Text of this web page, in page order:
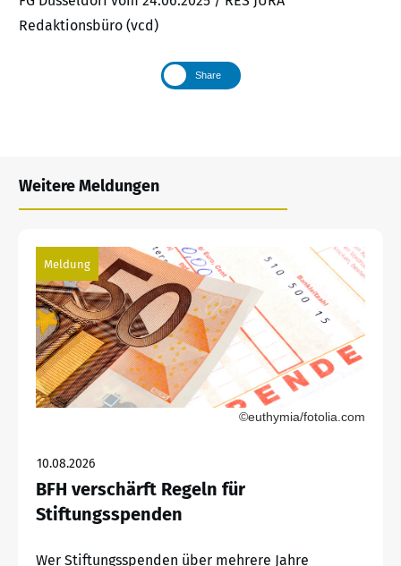
Redaktionsbüro (vcd)
Share
Weitere Meldungen
Meldung
©euthymia/fotolia.com
10.08.2026
BFH verschärft Regeln für
Stiftungsspenden
Wer Stiftungsspenden über mehrere Jahre